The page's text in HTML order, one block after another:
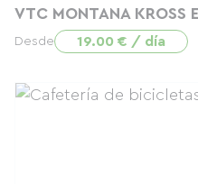
VTC MONTANA KROSS
Desde 19.00 € / día